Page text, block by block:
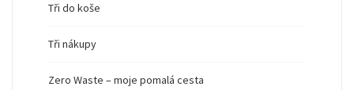
Tři do koše
Tři nákupy
Zero Waste – moje pomalá cesta